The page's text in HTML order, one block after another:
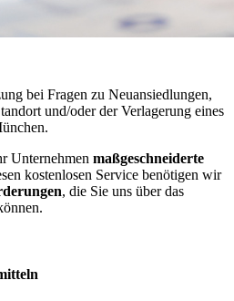
bei Fragen zu Neuansiedlungen,
und/oder der Verlagerung eines
Unternehmen maßgeschneiderte
kostenlosen Service benötigen wir
, die Sie uns über das